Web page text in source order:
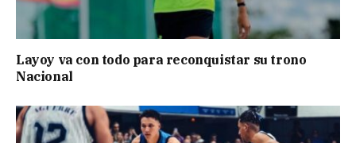
Layoy va con todo para reconquistar su trono
Nacional